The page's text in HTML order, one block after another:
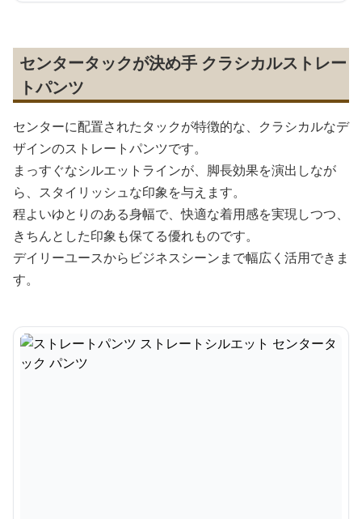
センタータックが決め手 クラシカルストレー
トパンツ
センターに配置されたタックが特徴的な、クラシカルなデ
ザインのストレートパンツです。
まっすぐなシルエットラインが、脚長効果を演出しなが
ら、スタイリッシュな印象を与えます。
程よいゆとりのある身幅で、快適な着用感を実現しつつ、
きちんとした印象も保てる優れものです。
デイリーユースからビジネスシーンまで幅広く活用できま
す。